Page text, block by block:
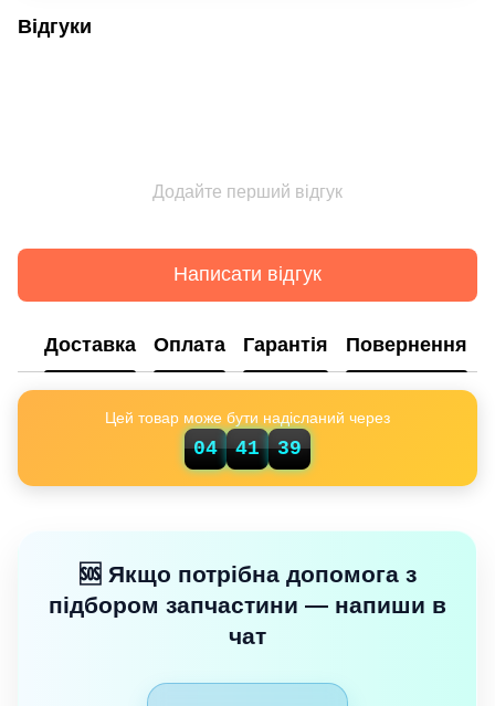
Відгуки
Додайте перший відгук
Написати відгук
Доставка Оплата Гарантія Повернення
Цей товар може бути надісланий через
04 41 38
🆘 Якщо потрібна допомога з
підбором запчастини — напиши в
чат